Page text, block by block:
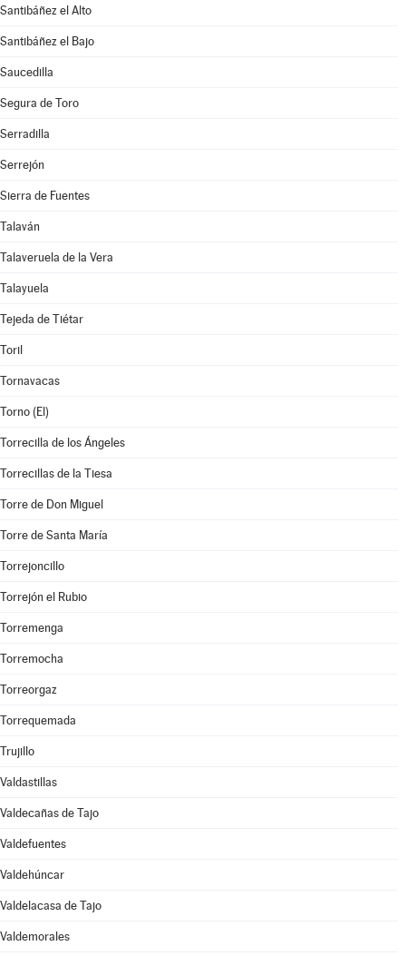
Santibáñez el Alto
Santibáñez el Bajo
Saucedilla
Segura de Toro
Serradilla
Serrejón
Sierra de Fuentes
Talaván
Talaveruela de la Vera
Talayuela
Tejeda de Tiétar
Toril
Tornavacas
Torno (El)
Torrecilla de los Ángeles
Torrecillas de la Tiesa
Torre de Don Miguel
Torre de Santa María
Torrejoncillo
Torrejón el Rubio
Torremenga
Torremocha
Torreorgaz
Torrequemada
Trujillo
Valdastillas
Valdecañas de Tajo
Valdefuentes
Valdehúncar
Valdelacasa de Tajo
Valdemorales